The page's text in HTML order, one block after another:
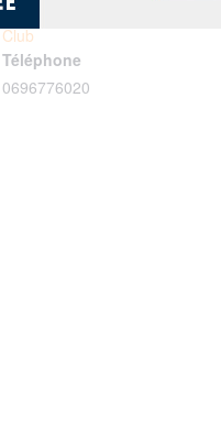
La Martinique Comedy
Club
Téléphone
0696776020